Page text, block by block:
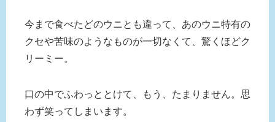
今まで食べたどのウニとも違って、あのウニ特有の
クセや苦味のようなものが一切なくて、驚くほどク
リーミー。
口の中でふわっととけて、もう、たまりません。思
わず笑ってしまいます。